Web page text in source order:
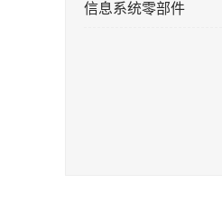
信息系统零部件